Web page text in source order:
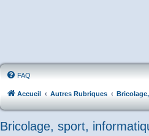
FAQ
Accueil Autres Rubriques
Bricolage, sport,